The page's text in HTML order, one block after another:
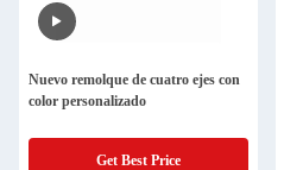
Nuevo remolque de cuatro ejes con
color personalizado
Get Best Price